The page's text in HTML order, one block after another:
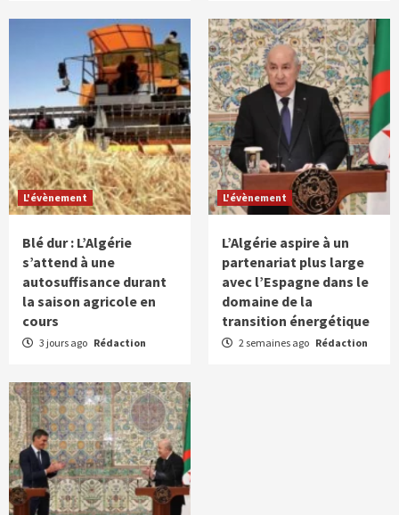
L'évènement
Blé dur : L’Algérie
s’attend à une
autosuffisance durant
la saison agricole en
cours
3 jours ago Rédaction
L'évènement
L’Algérie aspire à un
partenariat plus large
avec l’Espagne dans le
domaine de la
transition énergétique
2 semaines ago Rédaction